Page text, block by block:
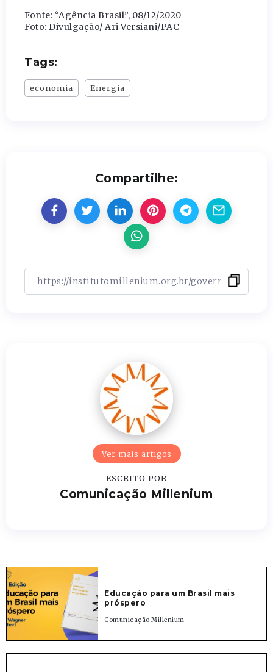
Fonte: “Agência Brasil”, 08/12/2020
Foto: Divulgação/ Ari Versiani/PAC
Tags:
economia Energia
Compartilhe:
Ver mais artigos
ESCRITO POR
Comunicação Millenium
Educação para um Brasil mais
próspero
Comunicação Millenium